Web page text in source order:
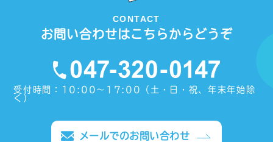
CONTACT
お問い合わせはこちらからどうぞ
受付時間：10:00〜17:00（土・日・祝、年末年始除
く）
メールでのお問い合わせ